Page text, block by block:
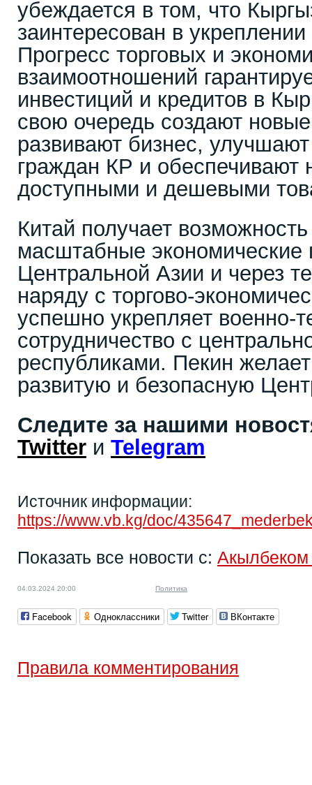
убеждается в том, что
заинтересован в
Прогресс торговых и
взаимоотношений
инвестиций и кредитов в
свою очередь создают
развивают бизнес,
граждан КР и обеспечивают
доступными и дешевыми
Китай получает
масштабные экономические
Центральной Азии и через
наряду с торгово-
успешно укрепляет военно-
сотрудничество с
республиками. Пекин
развитую и безопасную
Следите за нашими
Twitter и Telegram
Источник информации:
https://www.vb.kg/doc/
Показать все новости с:
04.03.2024 20:00 Политика
Facebook Одноклассники Twitter ВКонтакте
Правила комментирования